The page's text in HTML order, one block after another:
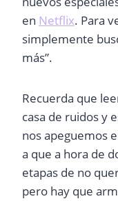
en Netflix. Para
simplemente
más”.
Recuerda que
casa de ruidos y
nos apeguemos
a que a hora de
etapas de no
pero hay que